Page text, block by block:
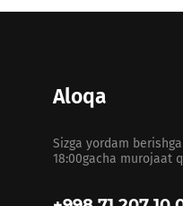
Aloqa
Sizga yordam
18:00gacha murojaat